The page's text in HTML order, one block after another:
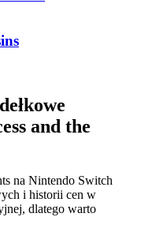
and the
na Nintendo Switch
i historii cen w
dlatego warto